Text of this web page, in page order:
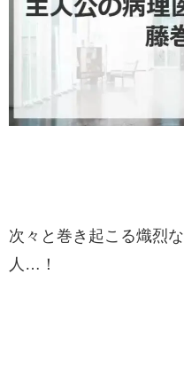
次々と巻き起こる熾烈
人…！